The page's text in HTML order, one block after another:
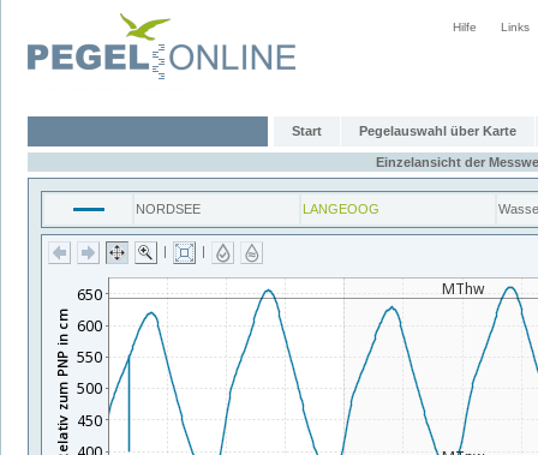
Hilfe Links
Start Pegelauswahl über Karte
Einzelansicht der
NORDSEE LANGEOOG
| |